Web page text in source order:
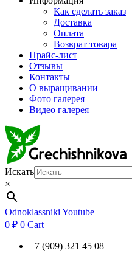
Как сделать заказ
Доставка
Оплата
Возврат товара
Прайс-лист
Отзывы
Контакты
О выращивании
Фото галерея
Видео галерея
Искать
×
Odnoklassniki Youtube
0 ₽ 0 Cart
+7 (909) 321 45 08